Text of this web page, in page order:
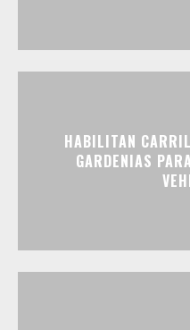
HABILITAN
GARDENIAS